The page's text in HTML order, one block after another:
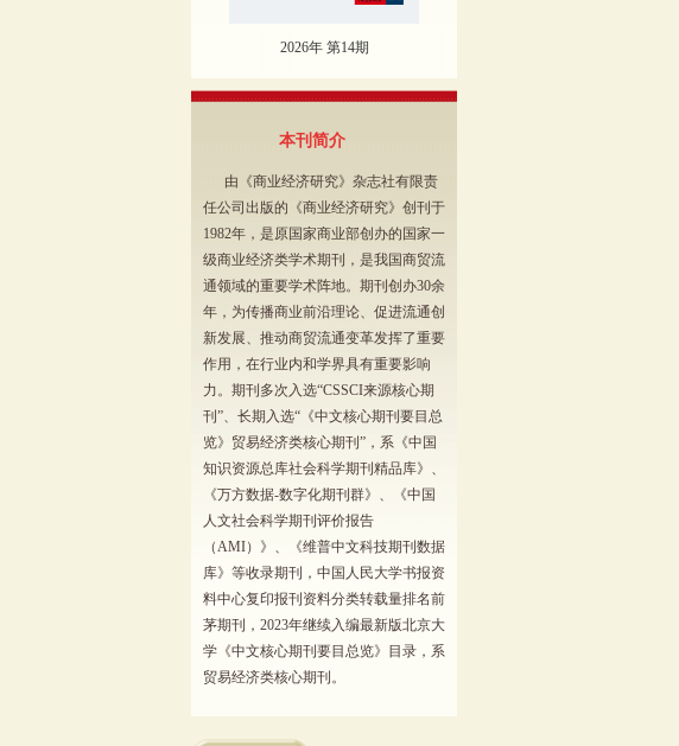
2026年 第14期
本刊简介
由《商业经济研究》杂志社有限责
任公司出版的《商业经济研究》创刊于
1982年，是原国家商业部创办的国家一
级商业经济类学术期刊，是我国商贸流
通领域的重要学术阵地。期刊创办30余
年，为传播商业前沿理论、促进流通创
新发展、推动商贸流通变革发挥了重要
作用，在行业内和学界具有重要影响
力。期刊多次入选“CSSCI来源核心期
刊”、长期入选“《中文核心期刊要目总
览》贸易经济类核心期刊”，系《中国
知识资源总库社会科学期刊精品库》、
《万方数据-数字化期刊群》、《中国
人文社会科学期刊评价报告
（AMI）》、《维普中文科技期刊数据
库》等收录期刊，中国人民大学书报资
料中心复印报刊资料分类转载量排名前
茅期刊，2023年继续入编最新版北京大
学《中文核心期刊要目总览》目录，系
贸易经济类核心期刊。